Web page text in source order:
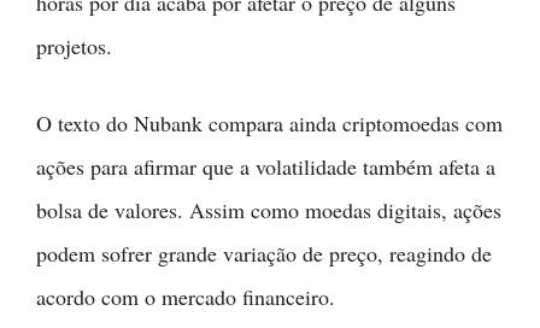
projetos.
O texto do Nubank compara ainda criptomoedas com
ações para afirmar que a volatilidade também afeta a
bolsa de valores. Assim como moedas digitais, ações
podem sofrer grande variação de preço, reagindo de
acordo com o mercado financeiro.